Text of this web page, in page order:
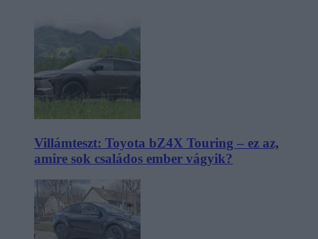
Villámteszt: Toyota bZ4X Touring – ez az,
amire sok családos ember vágyik?